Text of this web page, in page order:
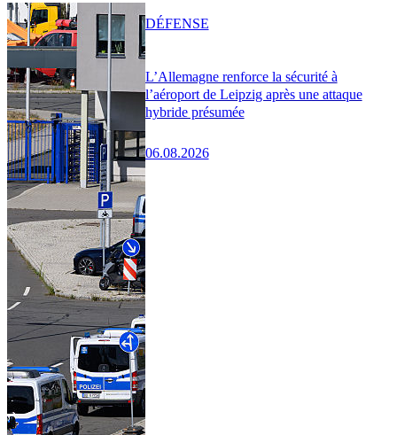
L’Allemagne renforce la sécurité à
l’aéroport de Leipzig après une attaque
hybride présumée
06.08.2026
DÉFENSE